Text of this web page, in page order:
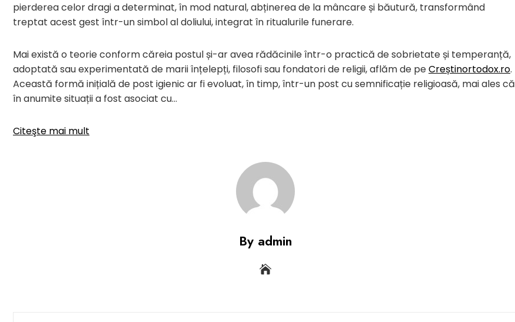
pierderea celor dragi a determinat, în mod natural, abținerea de la mâncare și băutură, transformând
treptat acest gest într-un simbol al doliului, integrat în ritualurile funerare.
Mai există o teorie conform căreia postul și-ar avea rădăcinile într-o practică de sobrietate și temperanță,
adoptată sau experimentată de marii înțelepți, filosofi sau fondatori de religii, aflăm de peCreștinortodox.ro.
Această formă inițială de post igienic ar fi evoluat, în timp, într-un post cu semnificație religioasă, mai ales că
în anumite situații a fost asociat cu…
Citeşte mai mult
By admin